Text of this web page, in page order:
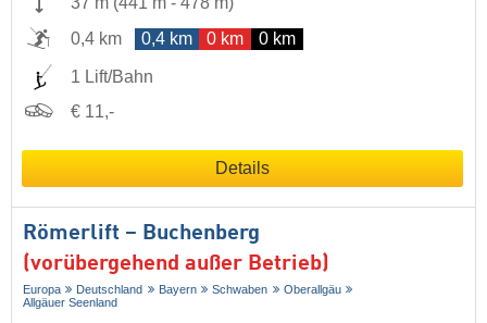
0,4 km
0,4 km 0 km 0 km
1 Lift/Bahn
€ 11,-
Details
Römerlift – Buchenberg
(vorübergehend außer Betrieb)
Europa Deutschland Bayern Schwaben
Oberallgäu
Allgäuer Seenland